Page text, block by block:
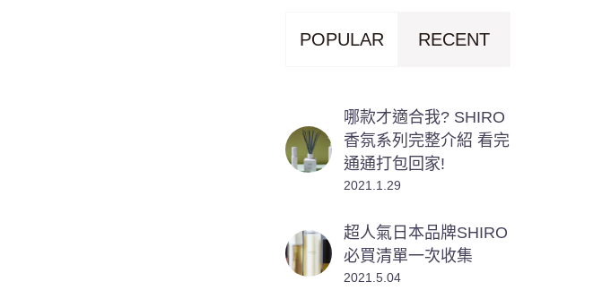
POPULAR RECENT
哪款才適合我? SHIRO
香氛系列完整介紹 看完
通通打包回家!
2021.1.29
超人氣日本品牌SHIRO
必買清單一次收集
2021.5.04